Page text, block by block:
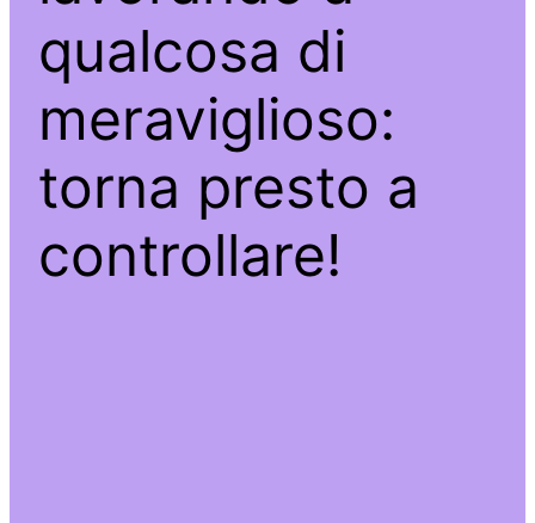
qualcosa di
meraviglioso:
torna presto a
controllare!